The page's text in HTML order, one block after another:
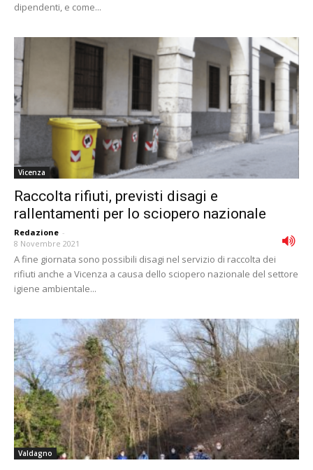
dipendenti, e come...
Vicenza
Raccolta rifiuti, previsti disagi e
rallentamenti per lo sciopero nazionale
Redazione -
8 Novembre 2021
A fine giornata sono possibili disagi nel servizio di raccolta dei
rifiuti anche a Vicenza a causa dello sciopero nazionale del settore
igiene ambientale...
Valdagno